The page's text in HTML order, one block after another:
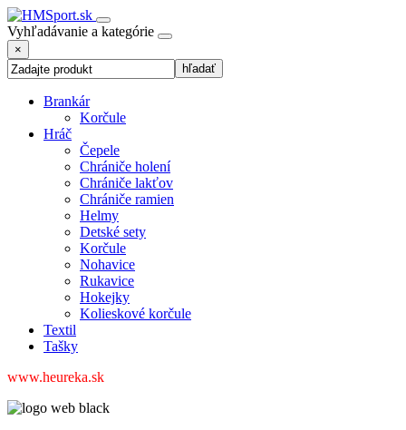
Vyhľadávanie a kategórie
×
Brankár
Korčule
Hráč
Čepele
Chrániče holení
Chrániče lakťov
Chrániče ramien
Helmy
Detské sety
Korčule
Nohavice
Rukavice
Hokejky
Kolieskové korčule
Textil
Tašky
www.heureka.sk